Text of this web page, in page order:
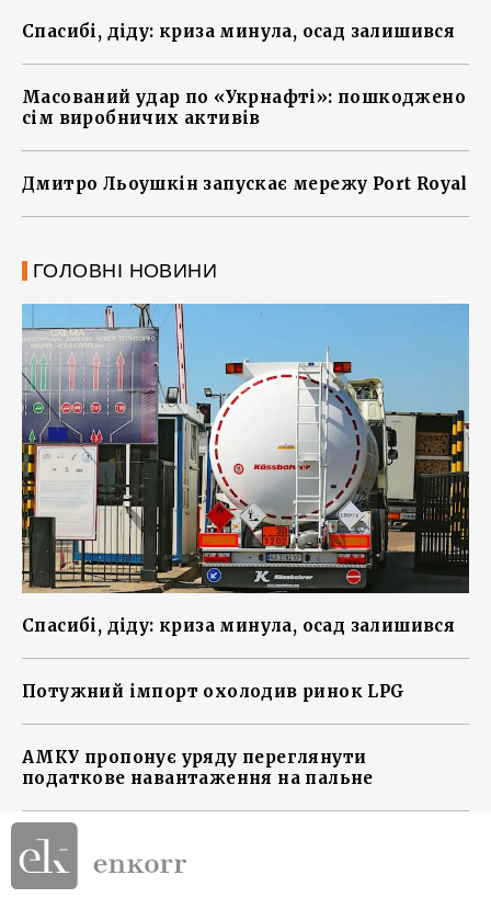
Спасибі, діду: криза минула, осад залишився
Масований удар по «Укрнафті»: пошкоджено
сім виробничих активів
Дмитро Льоушкін запускає мережу Port Royal
ГОЛОВНІ НОВИНИ
Спасибі, діду: криза минула, осад залишився
Потужний імпорт охолодив ринок LPG
АМКУ пропонує уряду переглянути
податкове навантаження на пальне